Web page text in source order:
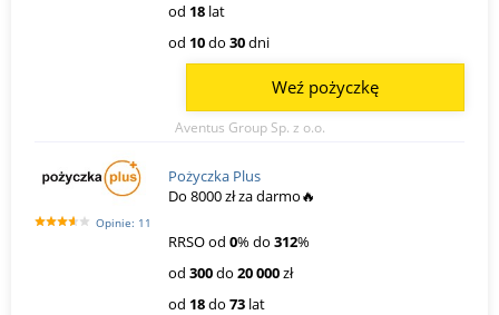
od 18 lat
od 10do 30dni
Aventus Group Sp. z o.o.
Weź pożyczkę
Opinie: 11
Pożyczka Plus
Do 8000 zł za darmo🔥
RRSO od 0% do 312%
od 300do 20 000zł
od 18do 73 lat